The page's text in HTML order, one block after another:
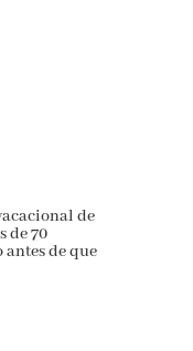
de
de 70
de que